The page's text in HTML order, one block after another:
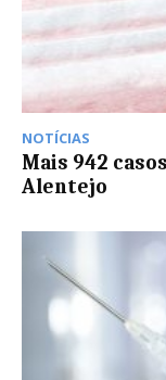
NOTÍCIAS
Mais 942
Alentejo